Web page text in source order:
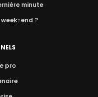
minute
end ?
pro